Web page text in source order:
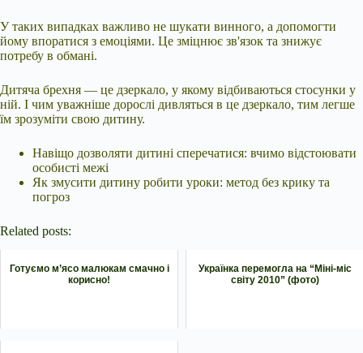
У таких випадках важливо не шукати винного, а допомогти
йому впоратися з емоціями. Це зміцнює зв'язок та знижує
потребу в обмані.
Дитяча брехня — це дзеркало, у якому відбиваються стосунки у
ній. І чим уважніше дорослі дивляться в це дзеркало, тим легше
їм зрозуміти свою дитину.
Навіщо дозволяти дитині сперечатися: вчимо відстоювати
особисті межі
Як змусити дитину робити уроки: метод без крику та
погроз
Related posts:
Готуємо м’ясо малюкам смачно і
корисно!
Українка перемогла на “Міні-міс
світу 2010” (фото)